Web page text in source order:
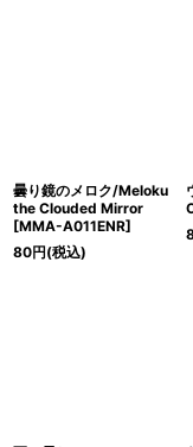
曇り鏡のメロク/Meloku
the Clouded Mirror
[MMA-A011ENR]
80円(税込)